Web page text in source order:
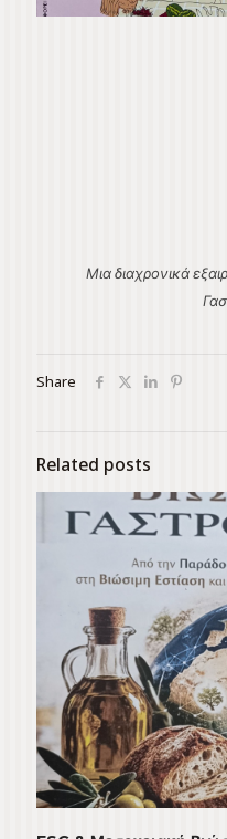
Μια διαχρονικά
Share
Related posts